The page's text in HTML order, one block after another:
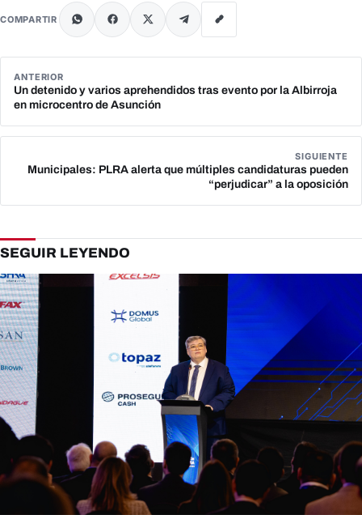
COMPARTIR
ANTERIOR
Un detenido y varios aprehendidos tras evento por la Albirroja
en microcentro de Asunción
SIGUIENTE
Municipales: PLRA alerta que múltiples candidaturas pueden
“perjudicar” a la oposición
SEGUIR LEYENDO